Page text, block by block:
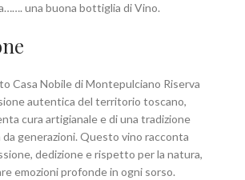
una buona bottiglia di Vino.
Casa Nobile di Montepulciano Riserva
autentica del territorio toscano,
cura artigianale e di una tradizione
da generazioni. Questo vino racconta
dedizione e rispetto per la natura,
emozioni profonde in ogni sorso.